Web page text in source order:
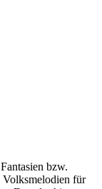
bzw.
Volksmelodien für